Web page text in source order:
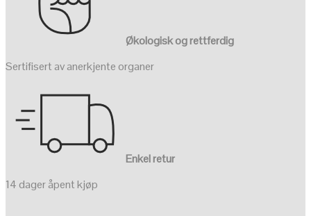
Økologisk og rettferdig
Sertifisert av anerkjente organer
Enkel retur
14 dager åpent kjøp